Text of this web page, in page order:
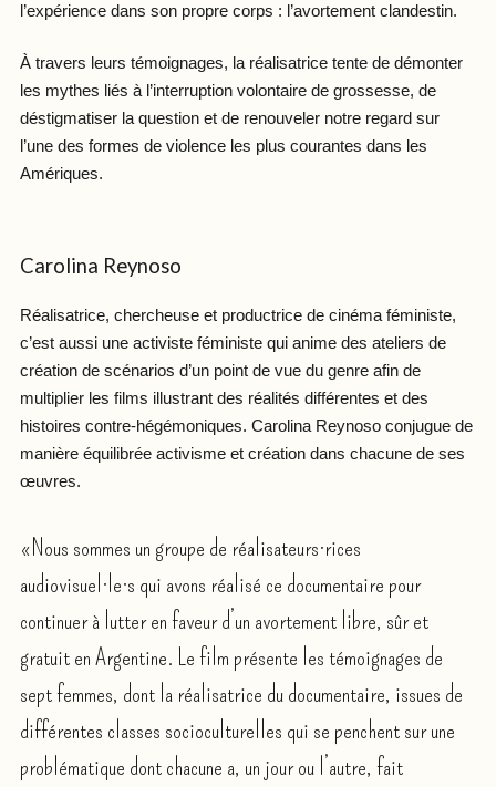
l’expérience dans son propre corps : l’avortement clandestin.
À travers leurs témoignages, la réalisatrice tente de démonter
les mythes liés à l’interruption volontaire de grossesse, de
déstigmatiser la question et de renouveler notre regard sur
l’une des formes de violence les plus courantes dans les
Amériques.
Carolina Reynoso
Réalisatrice, chercheuse et productrice de cinéma féministe,
c’est aussi une activiste féministe qui anime des ateliers de
création de scénarios d’un point de vue du genre afin de
multiplier les films illustrant des réalités différentes et des
histoires contre-hégémoniques. Carolina Reynoso conjugue de
manière équilibrée activisme et création dans chacune de ses
œuvres.
«Nous sommes un groupe de réalisateurs·rices
audiovisuel·le·s qui avons réalisé ce documentaire pour
continuer à lutter en faveur d’un avortement libre, sûr et
gratuit en Argentine. Le film présente les témoignages de
sept femmes, dont la réalisatrice du documentaire, issues de
différentes classes socioculturelles qui se penchent sur une
problématique dont chacune a, un jour ou l’autre, fait